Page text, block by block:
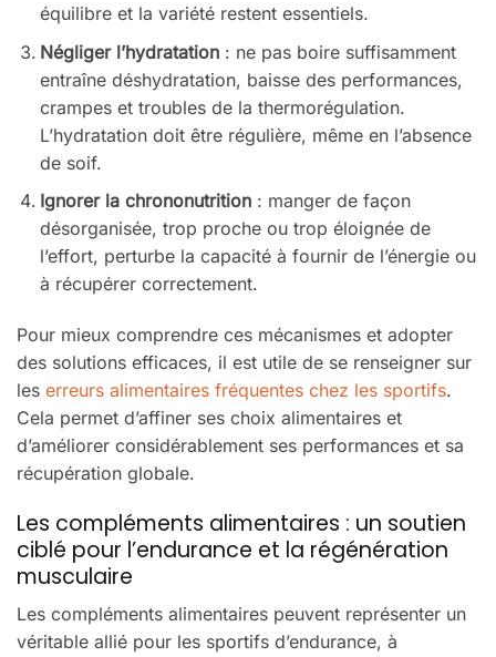
équilibre et la variété restent essentiels.
Négliger l’hydratation: ne pas boire suffisamment
entraîne déshydratation, baisse des performances,
crampes et troubles de la thermorégulation.
L’hydratation doit être régulière, même en l’absence
de soif.
Ignorer la chrononutrition: manger de façon
désorganisée, trop proche ou trop éloignée de
l’effort, perturbe la capacité à fournir de l’énergie ou
à récupérer correctement.
Pour mieux comprendre ces mécanismes et adopter
des solutions efficaces, il est utile de se renseigner sur
les erreurs alimentaires fréquentes chez les sportifs.
Cela permet d’affiner ses choix alimentaires et
d’améliorer considérablement ses performances et sa
récupération globale.
Les compléments alimentaires : un soutien
ciblé pour l’endurance et la régénération
musculaire
Les compléments alimentaires peuvent représenter un
véritable allié pour les sportifs d’endurance, à